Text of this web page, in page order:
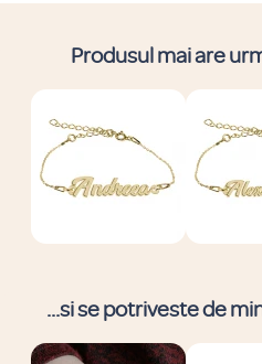
Produsul mai are
...si se potriveste de